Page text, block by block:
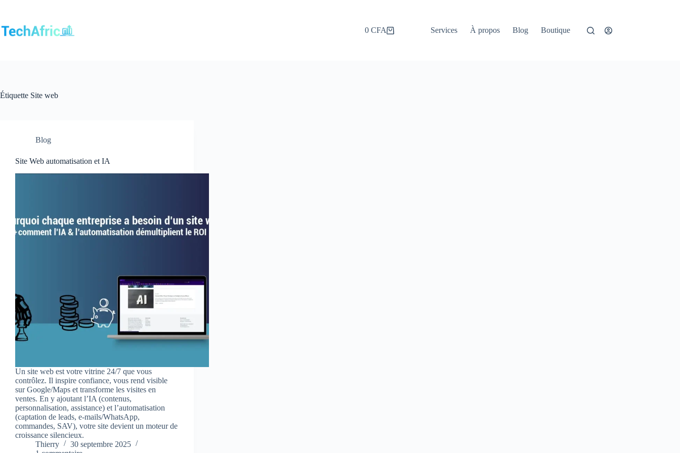
Panier
0 CFA Services À propos Blog Boutique
Étiquette Site web
Blog
Site Web automatisation et IA
Un site web est votre vitrine 24/7 que vous
contrôlez. Il inspire confiance, vous rend visible
sur Google/Maps et transforme les visites en
ventes. En y ajoutant l’IA (contenus,
personnalisation, assistance) et l’automatisation
(captation de leads, e‑mails/WhatsApp,
commandes, SAV), votre site devient un moteur de
croissance silencieux.
Thierry
30 septembre 2025